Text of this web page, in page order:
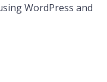
WordPress and